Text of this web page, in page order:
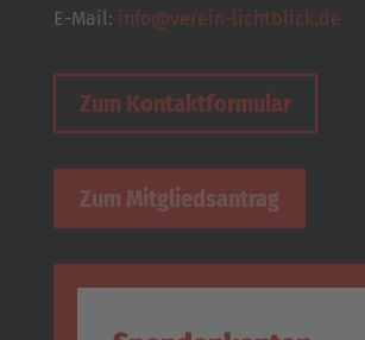
E-Mail: info@verein-lichtblick.de
Zum Kontaktformular
Zum Mitgliedsantrag